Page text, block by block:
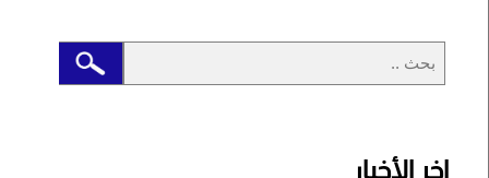
اخر الأخبار